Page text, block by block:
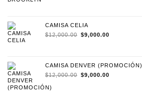
CAMISA CELIA
$12,000.00 EL
$12,000.00.
$9,000.00
$9,000.00.
CAMISA DENVER (PROMOCIÓN)
$12,000.00 EL
$9,000.00